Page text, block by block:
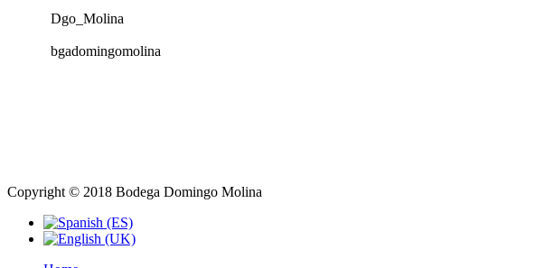
Dgo_Molina
bgadomingomolina
Copyright © 2018 Bodega Domingo Molina